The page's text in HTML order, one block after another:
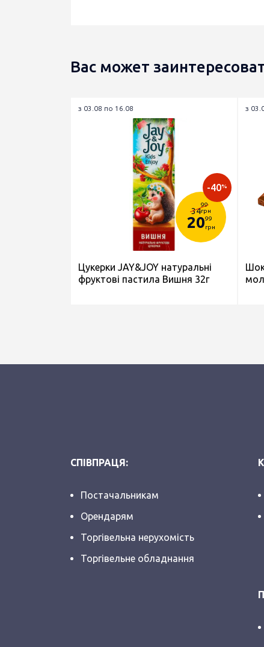
Вас может
з 03.08 по 16.08
34
99
грн
2099
грн
-40%
Цукерки JAY&JOY натуральні
фруктові пастила Вишня 32г
з
СПІВПРАЦЯ:
Постачальникам
Орендарям
Торгівельна нерухомість
Торгівельне обладнання